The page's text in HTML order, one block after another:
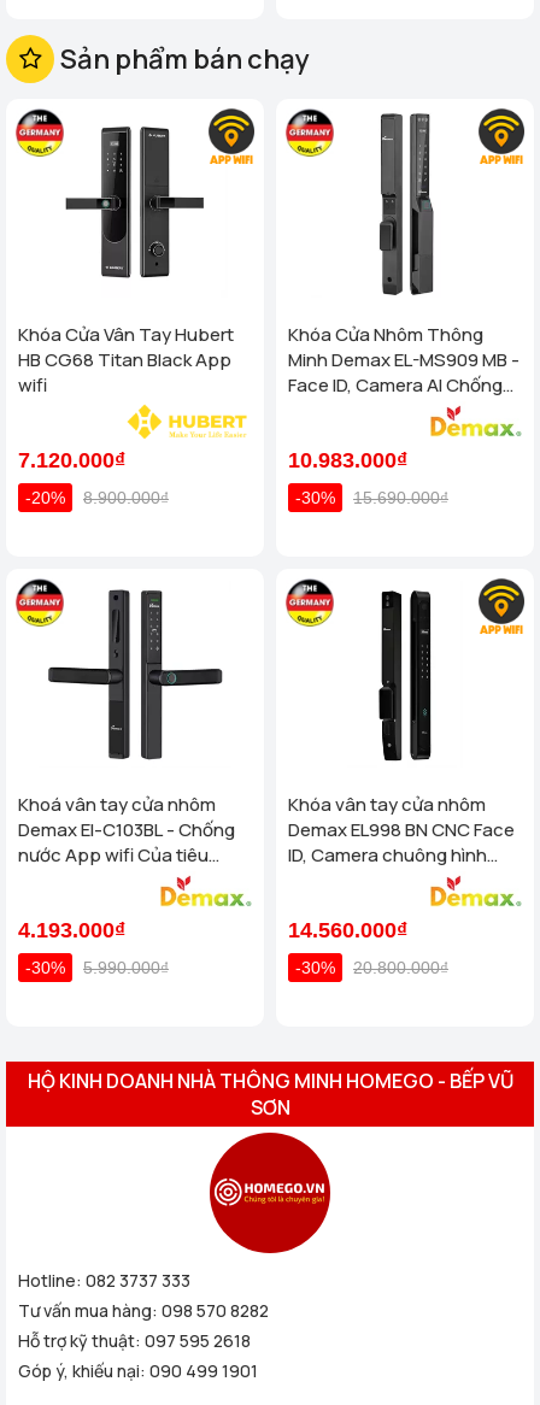
Sản phẩm bán chạy
Khóa Cửa Vân Tay Hubert
HB CG68 Titan Black App
wifi
7.120.000₫
-20% 8.900.000₫
Khóa Cửa Nhôm Thông
Minh Demax EL-MS909 MB -
Face ID, Camera AI Chống
Nước IP66 Cho Cửa Nhôm
10.983.000₫
-30% 15.690.000₫
Khoá vân tay cửa nhôm
Demax El-C103BL - Chống
nước App wifi Của tiêu
4.193.000₫
-30% 5.990.000₫
Khóa vân tay cửa nhôm
Demax EL998 BN CNC Face
ID, Camera chuông hình
chống nước của tiêu chuẩn
14.560.000₫
-30% 20.800.000₫
HỘ KINH DOANH NHÀ THÔNG MINH HOMEGO - BẾP VŨ
SƠN
Hotline: 082 3737 333
Tư vấn mua hàng: 098 570 8282
Hỗ trợ kỹ thuật: 097 595 2618
Góp ý, khiếu nại: 090 499 1901